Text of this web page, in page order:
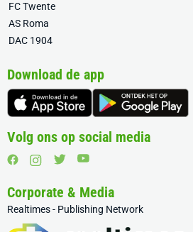
FC Twente
AS Roma
DAC 1904
Download de app
Volg ons op social media
Corporate & Media
Realtimes - Publishing Network